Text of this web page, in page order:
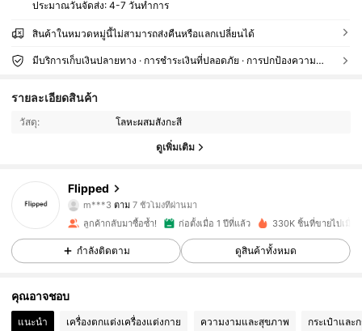
ประมาณวันจัดส่ง: 4-7 วันทำการ
สินค้าในหมวดหมู่นี้ไม่สามารถส่งคืนหรือแลกเปลี่ยนได้
มีบริการเก็บเงินปลายทาง · การชำระเงินที่ปลอดภัย · การปกป้องความเป็นส่วนตัว
รายละเอียดสินค้า
วัสดุ: โลหะผสมสังกะสี
ดูเพิ่มเติม
Flipped
107K ผู้ติดตาม
m***3 ตาม 7 ชั่วโมงที่ผ่านมา
4.94
ลูกค้ากลับมาซื้อซ้ำ! ก่อตั้งเมื่อ 1 ปีที่แล้ว 330K ชิ้นที่ขายไปเมื่อเ
กำลังติดตาม ดูสินค้าทั้งหมด
คุณอาจชอบ
แนะนำ เครื่องตกแต่งเครื่องแต่งกาย ความงามและสุขภาพ กระเป๋าและ